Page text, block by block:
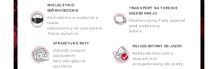
WIELOLETNIE
DOŚWIADCZENIE
Pomożemy w wyborze a
także
odpowiemy na wszystkie
Twoje pytania
TRANSPORT NA TERENIE
CAŁEGO KRAJU
Dostarczymy Twój pojazd
pod wskazany
adres
ATRAKCYJNE RATY
Wyjedź nowym
pojazdem
bez obciążania
portfela!
POJAZD GOTOWY DO JAZDY
Każdy dostarczany
pojazd jest
przygotowany do jazdy